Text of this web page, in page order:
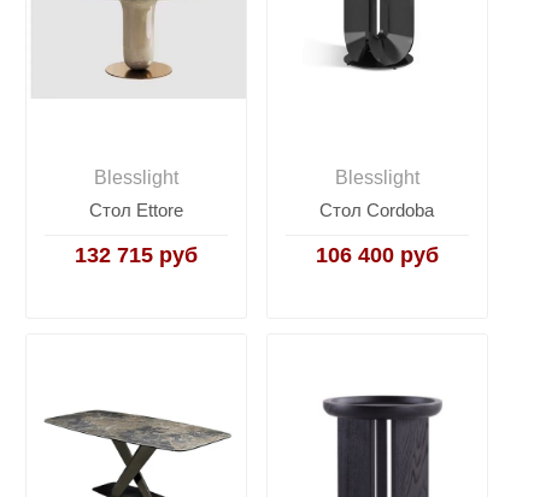
Blesslight
Стол Ettore
132 715 руб
Blesslight
Стол Cordoba
106 400 руб